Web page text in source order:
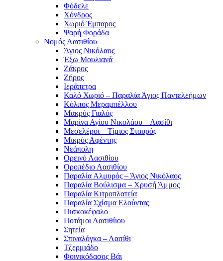
Φόδελε
Χόνδρος
Χωριό Έμπαρος
Ψαρή Φοράδα
Νομός Λασιθίου
Άγιος Νικόλαος
Έξω Μουλιανά
Ζάκρος
Ζήρος
Ιεράπετρα
Καλό Χωριό – Παραλία Άγιος Παντελεήμων
Κόλπος Μεραμπέλλου
Μακρύς Γιαλός
Μαρίνα Αγίου Νικολάου – Λασίθι
Μεσελέροι – Τίμιος Σταυρός
Μικρός Αφέντης
Νεάπολη
Ορεινό Λασιθίου
Οροπέδιο Λασιθίου
Παραλία Αλμυρός – Άγιος Νικόλαος
Παραλία Βούλισμα – Χρυσή Άμμος
Παραλία Κιτροπλατεία
Παραλία Σχίσμα Ελούντας
Πισκοκέφαλο
Ποτάμοι Λασιθίιου
Σητεία
Σπιναλόγκα – Λασίθι
Τζερμιάδο
Φοινικόδασος Βάι